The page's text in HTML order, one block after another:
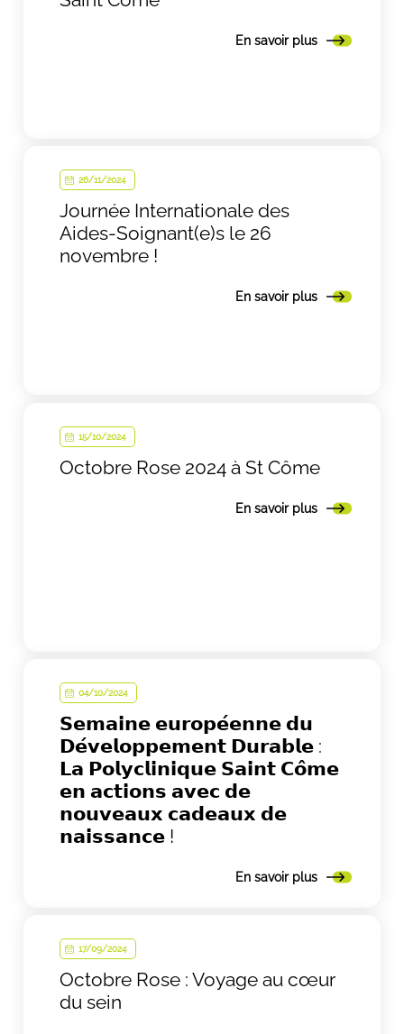
En savoir plus
26/11/2024
Journée Internationale des
Aides-Soignant(e)s le 26
novembre !
En savoir plus
15/10/2024
Octobre Rose 2024 à St Côme
En savoir plus
04/10/2024
𝗦𝗲𝗺𝗮𝗶𝗻𝗲 𝗲𝘂𝗿𝗼𝗽𝗲́𝗲𝗻𝗻𝗲 𝗱𝘂
𝗗𝗲́𝘃𝗲𝗹𝗼𝗽𝗽𝗲𝗺𝗲𝗻𝘁 𝗗𝘂𝗿𝗮𝗯𝗹𝗲 :
𝗟𝗮 𝗣𝗼𝗹𝘆𝗰𝗹𝗶𝗻𝗶𝗾𝘂𝗲 𝗦𝗮𝗶𝗻𝘁 𝗖𝗼̂𝗺𝗲
𝗲𝗻 𝗮𝗰𝘁𝗶𝗼𝗻𝘀 𝗮𝘃𝗲𝗰 𝗱𝗲
𝗻𝗼𝘂𝘃𝗲𝗮𝘂𝘅 𝗰𝗮𝗱𝗲𝗮𝘂𝘅 𝗱𝗲
𝗻𝗮𝗶𝘀𝘀𝗮𝗻𝗰𝗲 !
En savoir plus
17/09/2024
Octobre Rose : Voyage au cœur
du sein